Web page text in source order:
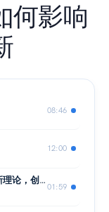
何影响
08:46
12:00
003：第一篇 人口和创新，第1章 创新理论，创新是经济发展的第一推动力
01:59